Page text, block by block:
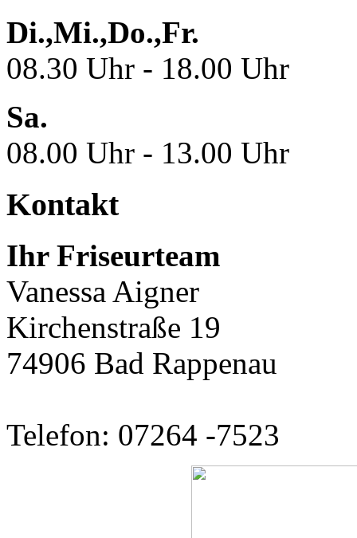
Di.,Mi.,Do.,Fr.
08.30 Uhr - 18.00 Uhr
Sa.
08.00 Uhr - 13.00 Uhr
Kontakt
Ihr Friseurteam
Vanessa Aigner
Kirchenstraße 19
74906 Bad Rappenau
Telefon: 07264 -7523